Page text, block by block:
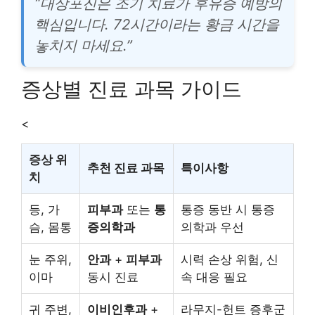
핵심입니다. 72시간이라는 황금 시간을
놓치지 마세요.”
증상별 진료 과목 가이드
<
증상 위
치
추천 진료 과목 특이사항
등, 가
슴, 몸통
피부과또는 통
증의학과
통증 동반 시 통증
의학과 우선
눈 주위,
이마
안과+ 피부과
동시 진료
시력 손상 위험, 신
속 대응 필요
귀 주변, 이비인후과+ 라무지-헌트 증후군